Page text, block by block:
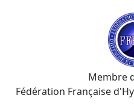
Membre
Fédération Française